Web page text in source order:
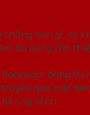
han gỉ, có
đa dạng cho
bông
qua mặt
cong vênh.